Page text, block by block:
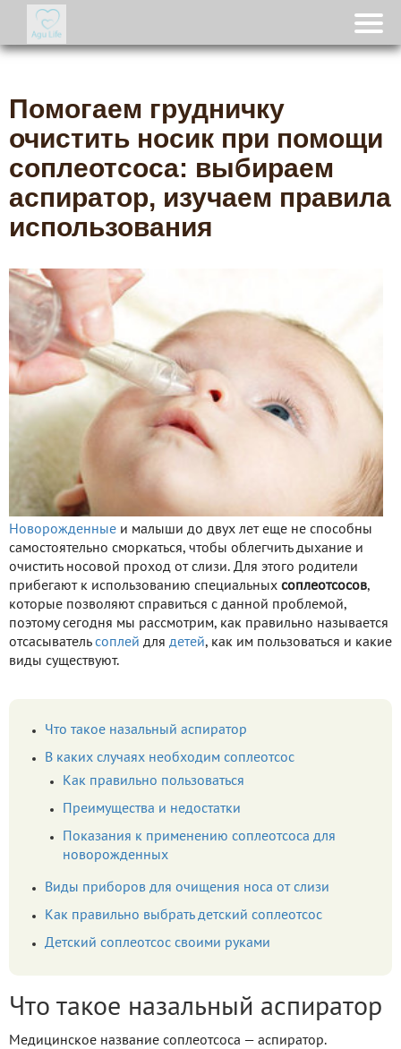
Помогаем грудничку
очистить носик при помощи
соплеотсоса: выбираем
аспиратор, изучаем правила
использования
Новорожденные и малыши до двух лет еще не способны
самостоятельно сморкаться, чтобы облегчить дыхание и
очистить носовой проход от слизи. Для этого родители
прибегают к использованию специальных соплеотсосов,
которые позволяют справиться с данной проблемой,
поэтому сегодня мы рассмотрим, как правильно называется
отсасыватель соплей для детей, как им пользоваться и какие
виды существуют.
Что такое назальный аспиратор
В каких случаях необходим соплеотсос
Как правильно пользоваться
Преимущества и недостатки
Показания к применению соплеотсоса для
новорожденных
Виды приборов для очищения носа от слизи
Как правильно выбрать детский соплеотсос
Детский соплеотсос своими руками
Что такое назальный аспиратор
Медицинское название соплеотсоса — аспиратор.